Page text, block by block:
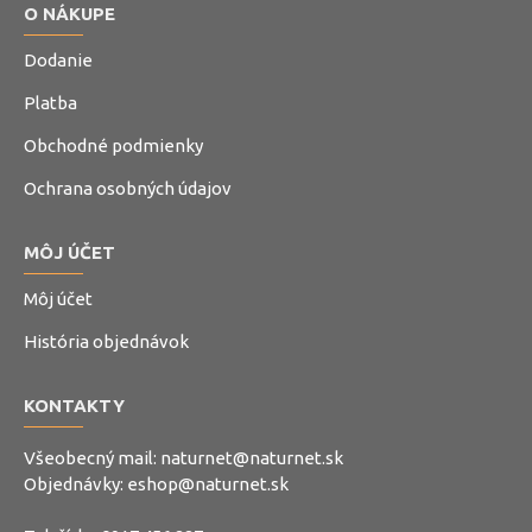
O NÁKUPE
Dodanie
Platba
Obchodné podmienky
Ochrana osobných údajov
MÔJ ÚČET
Môj účet
História objednávok
KONTAKTY
Všeobecný mail: naturnet@naturnet.sk
Objednávky: eshop@naturnet.sk